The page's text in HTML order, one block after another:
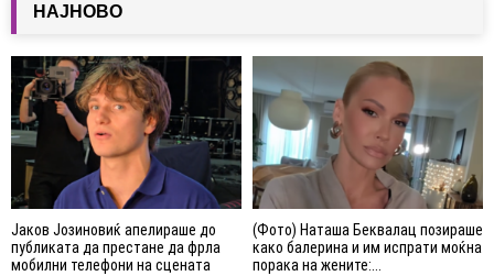
НАЈНОВО
Јаков Јозиновиќ апелираше до
публиката да престане да фрла
мобилни телефони на сцената
(Фото) Наташа Беквалац позираше
како балерина и им испрати моќна
порака на жените:...